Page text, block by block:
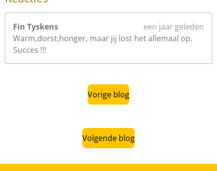
Fin Tyskens
een jaar geleden
Warm,dorst,honger, maar jij lost het allemaal op.
Succes !!!
Vorige blog
Volgende blog